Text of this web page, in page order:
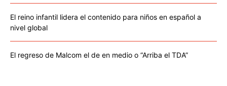
El reino infantil lidera el contenido para niños en español a
nivel global
El regreso de Malcom el de en medio o “Arriba el TDA”